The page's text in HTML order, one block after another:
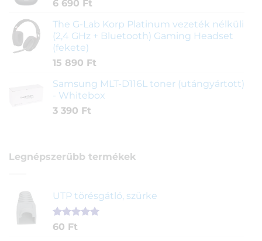
6 690 Ft
The G-Lab Korp Platinum vezeték nélküli
(2,4 GHz + Bluetooth) Gaming Headset
(fekete)
15 890 Ft
Samsung MLT-D116L toner (utángyártott)
- Whitebox
3 390 Ft
Legnépszerűbb termékek
UTP törésgátló, szürke
Értékelés
1
60 Ft